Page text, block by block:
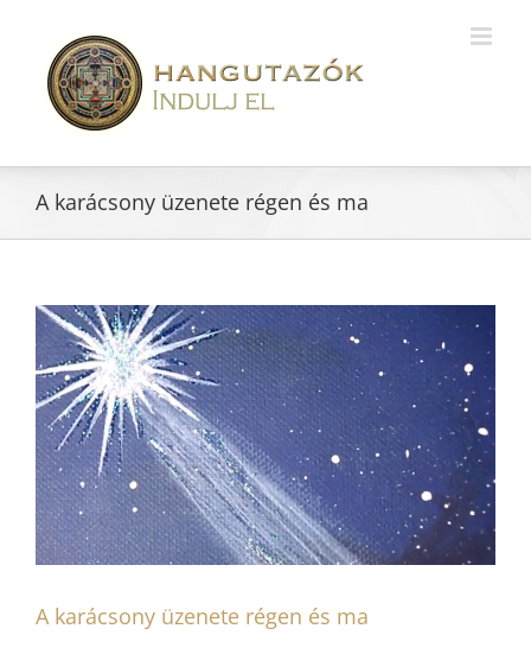
A karácsony üzenete régen és ma
View
Larger
Image
A karácsony üzenete régen és ma